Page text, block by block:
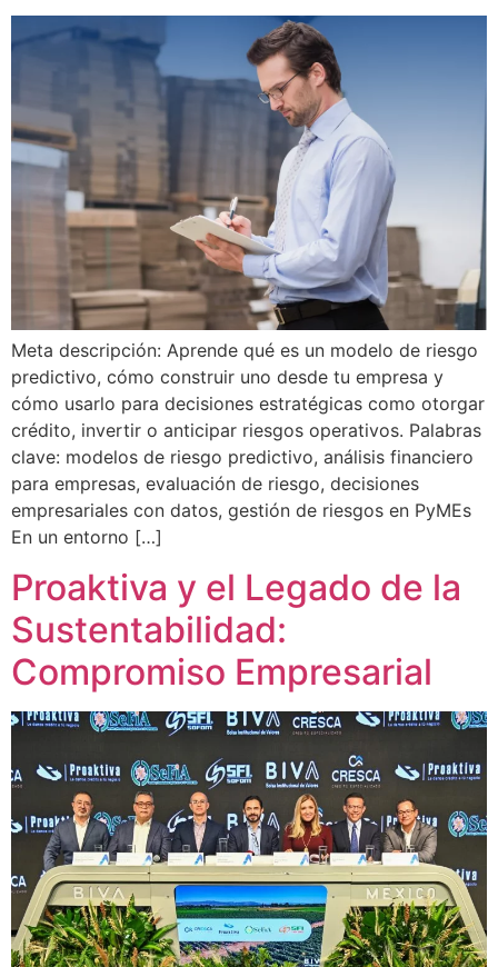
Meta descripción: Aprende qué es un modelo de riesgo
predictivo, cómo construir uno desde tu empresa y
cómo usarlo para decisiones estratégicas como otorgar
crédito, invertir o anticipar riesgos operativos. Palabras
clave: modelos de riesgo predictivo, análisis financiero
para empresas, evaluación de riesgo, decisiones
empresariales con datos, gestión de riesgos en PyMEs
En un entorno […]
Proaktiva y el Legado de la
Sustentabilidad:
Compromiso Empresarial